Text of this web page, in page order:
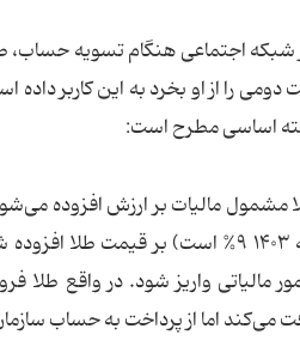
شبکه‌ اجتماعی هنگام تسویه
را از او بخرد به این کاربر داده
اساسی مطرح است:
مالیات بر ارزش افزوده
تعیین شده در قانون (در بودجه ۱۴۰۳ ۹%
مالیاتی واریز شود. در واقع
می‌کند اما از پرداخت به حساب